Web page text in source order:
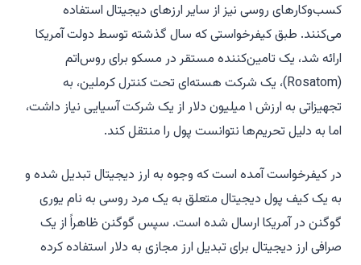
کسب‌وکارهای روسی نیز از سایر ارزهای دیجیتال استفاده
می‌کنند. طبق کیفرخواستی که سال گذشته توسط دولت آمریکا
ارائه شد، یک تامین‌کننده مستقر در مسکو برای روس‌اتم
(Rosatom)، یک شرکت هسته‌ای تحت کنترل کرملین، به
تجهیزاتی به ارزش ۱ میلیون دلار از یک شرکت آسیایی نیاز داشت،
اما به دلیل تحریم‌ها نتوانست پول را منتقل کند.
در کیفرخواست آمده است که وجوه به ارز دیجیتال تبدیل شده و
به یک کیف پول دیجیتال متعلق به یک مرد روسی به نام یوری
گوگنن در آمریکا ارسال شده است. سپس گوگنن ظاهراً از یک
صرافی ارز دیجیتال برای تبدیل ارز مجازی به دلار استفاده کرده